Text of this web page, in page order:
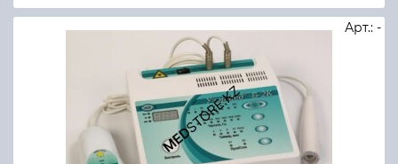
Арт.: -